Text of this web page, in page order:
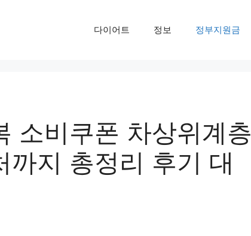
다이어트 정보 정부지원금
소비쿠폰 차상위계층
까지 총정리 후기 대